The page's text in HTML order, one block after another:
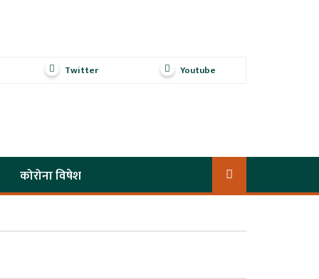
Twitter Youtube
कोरोना विषेश